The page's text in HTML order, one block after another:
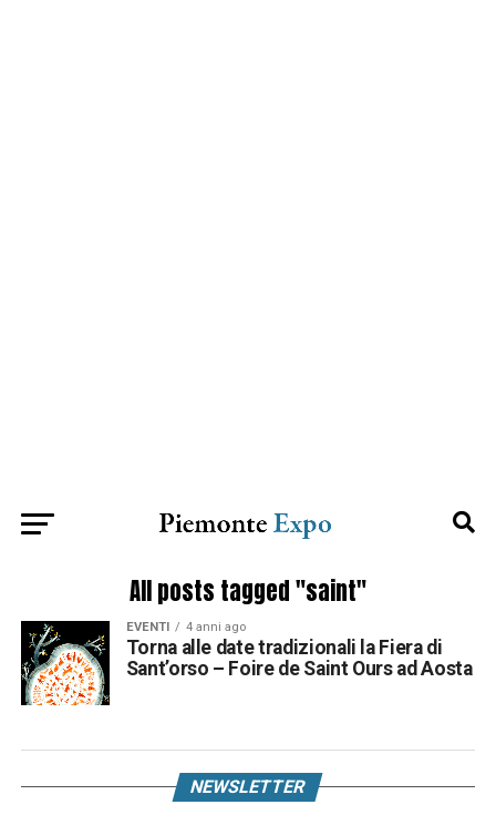
All posts tagged "saint"
EVENTI 4 anni ago
Torna alle date tradizionali la Fiera di
Sant’orso – Foire de Saint Ours ad Aosta
NEWSLETTER